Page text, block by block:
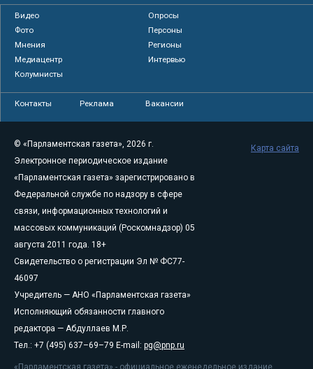
Видео
Опросы
Фото
Персоны
Мнения
Регионы
Медиацентр
Интервью
Колумнисты
Контакты Реклама Вакансии
© «Парламентская газета», 2026 г.
Электронное периодическое издание
«Парламентская газета» зарегистрировано в
Федеральной службе по надзору в сфере
связи, информационных технологий и
массовых коммуникаций (Роскомнадзор) 05
августа 2011 года. 18+
Свидетельство о регистрации Эл № ФС77-
46097
Учредитель — АНО «Парламентская газета»
Исполняющий обязанности главного
редактора — Абдуллаев М.Р.
Тел.: +7 (495) 637–69–79 E-mail: pg@pnp.ru
«Парламентская газета» - официальное еженедельное издание
Карта сайта